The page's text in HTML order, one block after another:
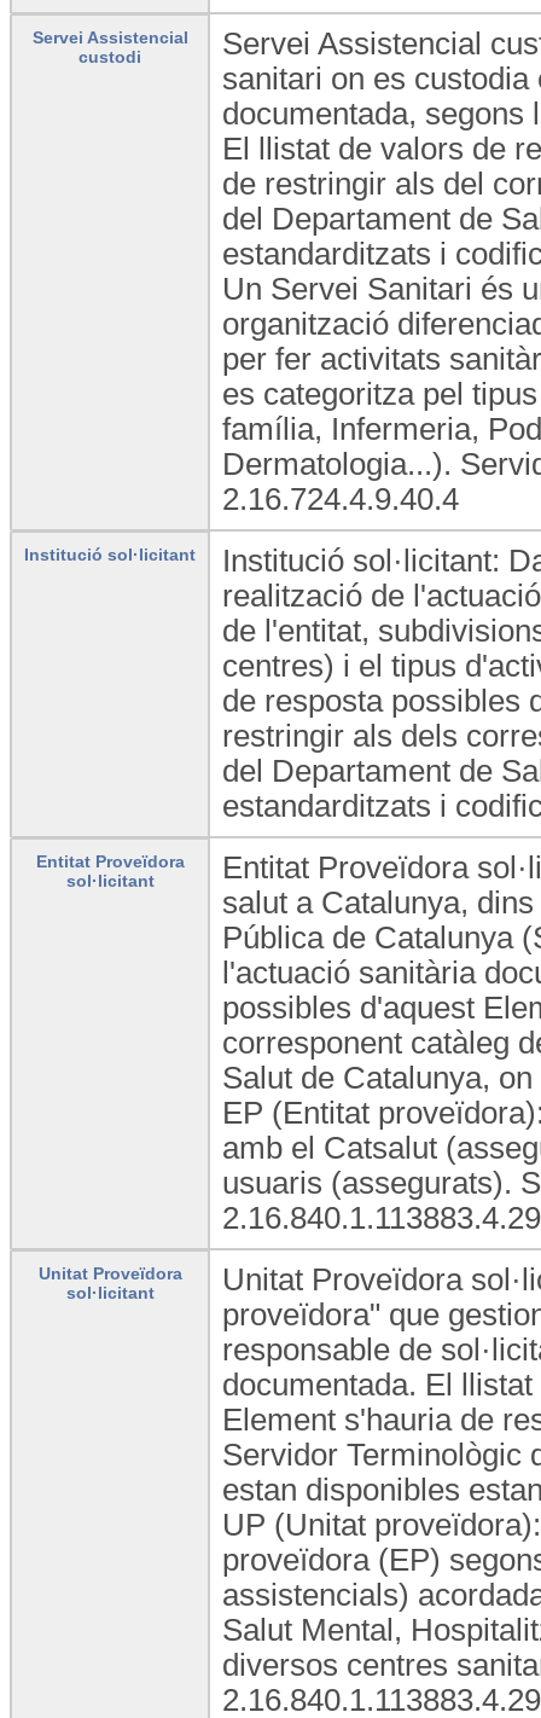
Servei Assistencial
custodi
Servei Assistencial
sanitari on es
documentada, segons
El llistat de valors de
de restringir als del
del Departament de
estandarditzats i
Un Servei Sanitari és
organització
per fer activitats
es categoritza pel
família, Infermeria,
Dermatologia...).
2.16.724.4.9.40.4
Institució sol·licitant
Institució sol·licitant:
realització de
de l'entitat,
centres) i el tipus
de resposta possibles
restringir als dels
del Departament de
estandarditzats i
Entitat Proveïdora
sol·licitant
Entitat Proveïdora
salut a Catalunya,
Pública de Catalunya
l'actuació sanitària
possibles d'aquest
corresponent catàleg
Salut de Catalunya,
EP (Entitat
amb el Catsalut
usuaris (assegurats).
Unitat Proveïdora
sol·licitant
Unitat Proveïdora
proveïdora" que
responsable de
documentada. El
Element s'hauria de
Servidor Terminològic
estan disponibles
UP (Unitat
proveïdora (EP)
assistencials)
Salut Mental,
diversos centres